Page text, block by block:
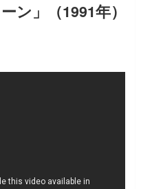
ン」（1991年）